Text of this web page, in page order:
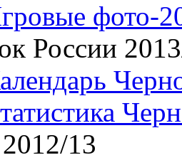
фото-
России
13